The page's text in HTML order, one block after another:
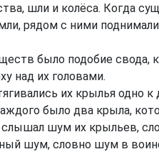
шли и колёса. Когда
рядом с ними
было подобие свода,
над их головами.
их крылья одно
было два крыла,
шум их крыльев,
шум, словно шум в